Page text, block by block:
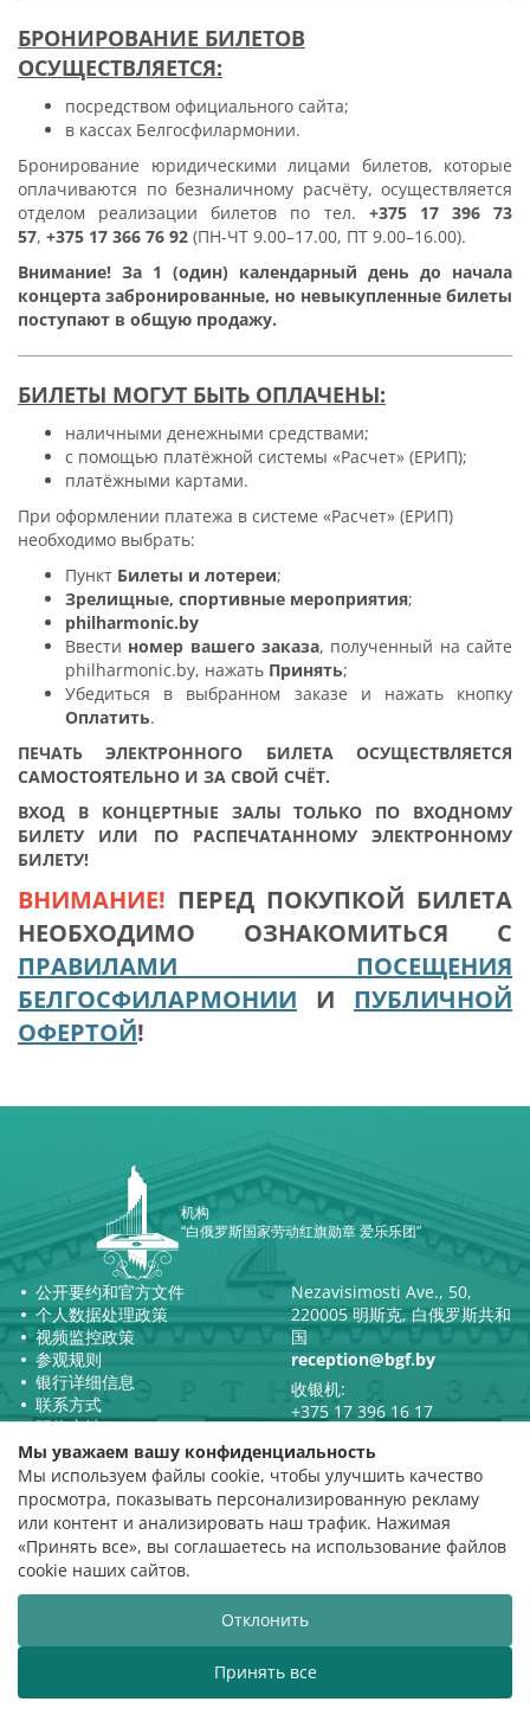
БРОНИРОВАНИЕ БИЛЕТОВ
ОСУЩЕСТВЛЯЕТСЯ:
посредством официального сайта;
в кассах Белгосфилармонии.
Бронирование юридическими лицами билетов, которые
оплачиваются по безналичному расчёту, осуществляется
отделом реализации билетов по тел. +375 17 396 73
57, +375 17 366 76 92 (ПН-ЧТ 9.00–17.00, ПТ 9.00–16.00).
Внимание! За 1 (один) календарный день до начала
концерта забронированные, но невыкупленные билеты
поступают в общую продажу.
БИЛЕТЫ МОГУТ БЫТЬ ОПЛАЧЕНЫ:
наличными денежными средствами;
с помощью платёжной системы «Расчет» (ЕРИП);
платёжными картами.
При оформлении платежа в системе «Расчет» (ЕРИП)
необходимо выбрать:
Пункт Билеты и лотереи;
Зрелищные, спортивные мероприятия;
philharmonic.by
Ввести номер вашего заказа, полученный на сайте
philharmonic.by, нажать Принять;
Убедиться в выбранном заказе и нажать кнопку
Оплатить.
ПЕЧАТЬ ЭЛЕКТРОННОГО БИЛЕТА ОСУЩЕСТВЛЯЕТСЯ
САМОСТОЯТЕЛЬНО И ЗА СВОЙ СЧЁТ.
ВХОД В КОНЦЕРТНЫЕ ЗАЛЫ ТОЛЬКО ПО ВХОДНОМУ
БИЛЕТУ ИЛИ ПО РАСПЕЧАТАННОМУ ЭЛЕКТРОННОМУ
БИЛЕТУ!
ВНИМАНИЕ! ПЕРЕД ПОКУПКОЙ БИЛЕТА
НЕОБХОДИМО ОЗНАКОМИТЬСЯ С
ПРАВИЛАМИ ПОСЕЩЕНИЯ
БЕЛГОСФИЛАРМОНИИ
И ПУБЛИЧНОЙ
ОФЕРТОЙ!
机构
“白俄罗斯国家劳动红旗勋章 爱乐乐团”
公开要约和官方文件
个人数据处理政策
视频监控政策
参观规则
银行详细信息
联系方式
职位空缺
Nezavisimosti Ave., 50,
220005 明斯克, 白俄罗斯共和
国
reception@bgf.by
收银机:
+375 17 396 16 17
票务销售部：
+375 17 366 76 92 电话/传真
+375 17 396 73 57
证书
国家登记号970，日期为2000年8月
31日。
白俄罗斯共和国总统官方互联网
门户网站
白俄罗斯共和国文化部
评级评估
白俄罗斯国家爱乐乐团欢迎您的到来！ 白
Мы уважаем вашу конфиденциальность
Мы используем файлы cookie, чтобы улучшить качество
просмотра, показывать персонализированную рекламу
или контент и анализировать наш трафик. Нажимая
«Принять все», вы соглашаетесь на использование файлов
cookie наших сайтов.
Отклонить
Принять все